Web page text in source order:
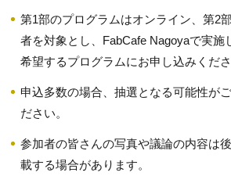
第1部のプログラムはオンライン、第2
者を対象とし、FabCafe Nagoyaで実施
希望するプログラムにお申し込みくださ
申込多数の場合、抽選となる可能性が
ださい。
参加者の皆さんの写真や議論の内容は
載する場合があります。